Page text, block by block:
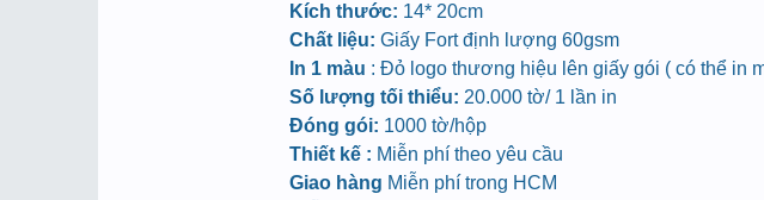
Kích thước: 14* 20cm
Chất liệu: Giấy Fort định lượng 60gsm
In 1 màu : Đỏ logo thương hiệu lên giấy gói ( có thể in
Số lượng tối thiểu: 20.000 tờ/ 1 lần in
Đóng gói: 1000 tờ/hộp
Thiết kế : Miễn phí theo yêu cầu
Giao hàng Miễn phí trong HCM